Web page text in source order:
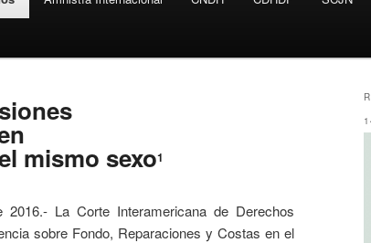
mismo sexo1
La Corte Interamericana de Derechos
sobre Fondo, Reparaciones y Costas en el